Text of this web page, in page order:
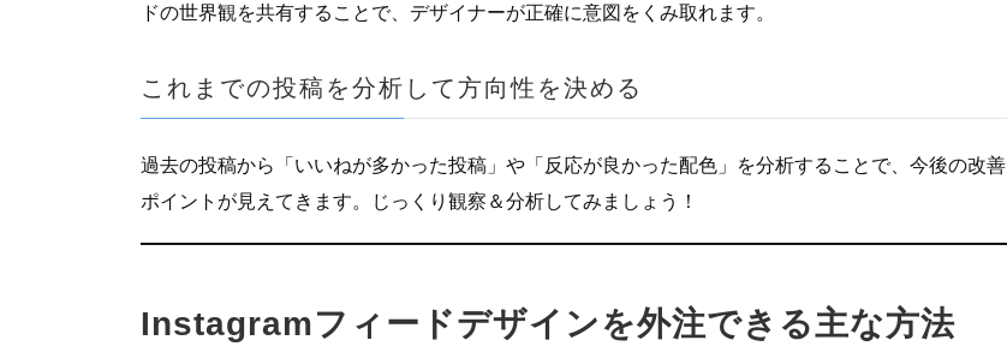
ドの世界観を共有することで、デザイナーが正確に意図をくみ取れます。
これまでの投稿を分析して方向性を決める
過去の投稿から「いいねが多かった投稿」や「反応が良かった配色」を分析することで、今後の改善
ポイントが見えてきます。じっくり観察＆分析してみましょう！
Instagramフィードデザインを外注できる主な方法